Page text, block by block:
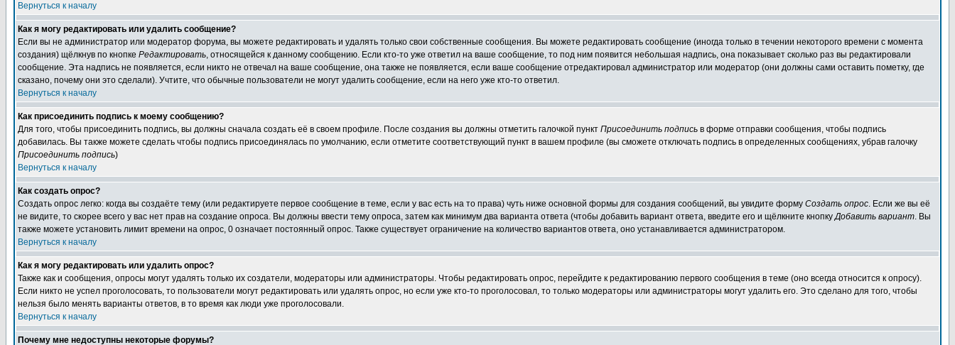
Вернуться к началу
Как я могу редактировать или удалить сообщение?
Если вы не администратор или модератор форума, вы можете редактировать и удалять только свои собственные сообщения. Вы можете редактировать сообщение (иногда только в течении некоторого времени с момента
создания) щёлкнув по кнопке Редактировать, относящейся к данному сообщению. Если кто-то уже ответил на ваше сообщение, то под ним появится небольшая надпись, она показывает сколько раз вы редактировали
сообщение. Эта надпись не появляется, если никто не отвечал на ваше сообщение, она также не появляется, если ваше сообщение отредактировал администратор или модератор (они должны сами оставить пометку, где
сказано, почему они это сделали). Учтите, что обычные пользователи не могут удалить сообщение, если на него уже кто-то ответил.
Вернуться к началу
Как присоединить подпись к моему сообщению?
Для того, чтобы присоединить подпись, вы должны сначала создать её в своем профиле. После создания вы должны отметить галочкой пункт Присоединить подпись в форме отправки сообщения, чтобы подпись
добавилась. Вы также можете сделать чтобы подпись присоединялась по умолчанию, если отметите соответствующий пункт в вашем профиле (вы сможете отключать подпись в определенных сообщениях, убрав галочку
Присоединить подпись)
Вернуться к началу
Как создать опрос?
Создать опрос легко: когда вы создаёте тему (или редактируете первое сообщение в теме, если у вас есть на то права) чуть ниже основной формы для создания сообщений, вы увидите форму Создать опрос. Если же вы её
не видите, то скорее всего у вас нет прав на создание опроса. Вы должны ввести тему опроса, затем как минимум два варианта ответа (чтобы добавить вариант ответа, введите его и щёлкните кнопкуДобавить вариант. Вы
также можете установить лимит времени на опрос, 0 означает постоянный опрос. Также существует ограничение на количество вариантов ответа, оно устанавливается администратором.
Вернуться к началу
Как я могу редактировать или удалить опрос?
Также как и сообщения, опросы могут удалять только их создатели, модераторы или администраторы. Чтобы редактировать опрос, перейдите к редактированию первого сообщения в теме (оно всегда относится к опросу).
Если никто не успел проголосовать, то пользователи могут редактировать или удалять опрос, но если уже кто-то проголосовал, то только модераторы или администраторы могут удалить его. Это сделано для того, чтобы
нельзя было менять варианты ответов, в то время как люди уже проголосовали.
Вернуться к началу
Почему мне недоступны некоторые форумы?